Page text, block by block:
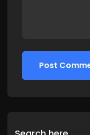
Post